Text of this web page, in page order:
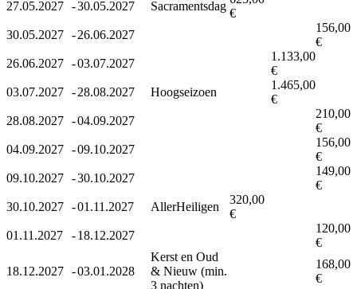
27.05.2027 -30.05.2027 Sacramentsdag
€
30.05.2027 -26.06.2027
156,00
€
26.06.2027 -03.07.2027
1.133,00
€
03.07.2027 -28.08.2027 Hoogseizoen
1.465,00
€
28.08.2027 -04.09.2027
210,00
€
04.09.2027 -09.10.2027
156,00
€
09.10.2027 -30.10.2027
149,00
€
30.10.2027 -01.11.2027 AllerHeiligen
320,00
€
01.11.2027
-18.12.2027
120,00
€
18.12.2027 -03.01.2028
Kerst en Oud
& Nieuw (min.
3 nachten)
168,00
€